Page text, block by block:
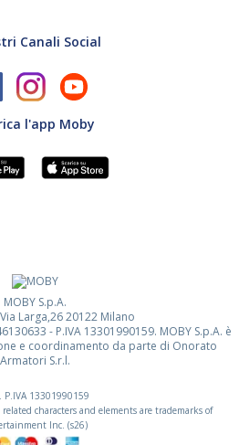
Canali Social
l'app Moby
MOBY S.p.A.
Larga,26 20122 Milano
- P.IVA 13301990159. MOBY S.p.A. è
e coordinamento da parte di Onorato
Armatori S.r.l.
P.IVA 13301990159
characters and elements are trademarks of
Inc. (s26)